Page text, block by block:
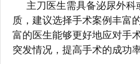
主刀医生需具备泌尿外科
质，建议选择手术案例丰富
富的医生能够更好地应对手
突发情况，提高手术的成功